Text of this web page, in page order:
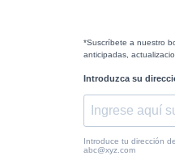
*Suscríbete a nuestro
anticipadas,
Introduzca su
Introduce tu dirección
abc@xyz.com